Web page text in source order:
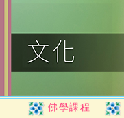
佛學課程